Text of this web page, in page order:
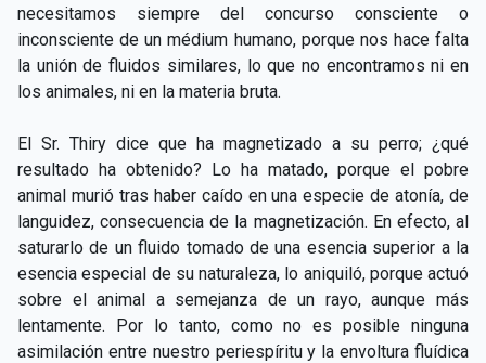
necesitamos siempre del concurso consciente o
inconsciente de un médium humano, porque nos hace falta
la unión de fluidos similares, lo que no encontramos ni en
los animales, ni en la materia bruta.
El Sr. Thiry dice que ha magnetizado a su perro; ¿qué
resultado ha obtenido? Lo ha matado, porque el pobre
animal murió tras haber caído en una especie de atonía, de
languidez, consecuencia de la magnetización. En efecto, al
saturarlo de un fluido tomado de una esencia superior a la
esencia especial de su naturaleza, lo aniquiló, porque actuó
sobre el animal a semejanza de un rayo, aunque más
lentamente. Por lo tanto, como no es posible ninguna
asimilación entre nuestro periespíritu y la envoltura fluídica